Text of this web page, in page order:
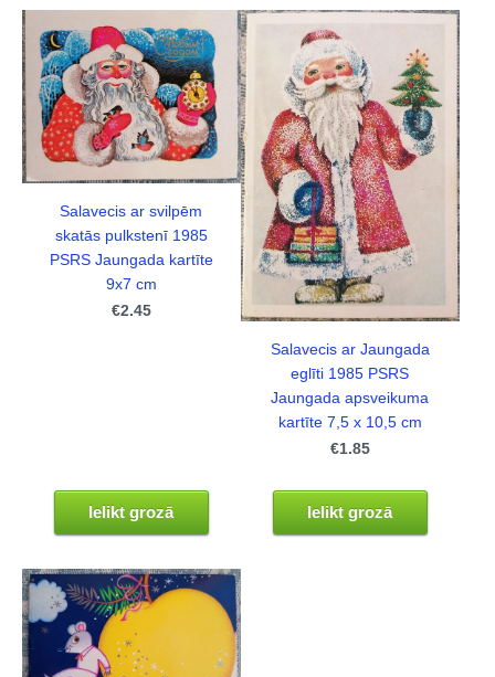
Salavecis ar svilpēm
skatās pulkstenī 1985
PSRS Jaungada kartīte
9x7 cm
€2.45
Ielikt grozā
Salavecis ar Jaungada
eglīti 1985 PSRS
Jaungada apsveikuma
kartīte 7,5 x 10,5 cm
€1.85
Ielikt grozā